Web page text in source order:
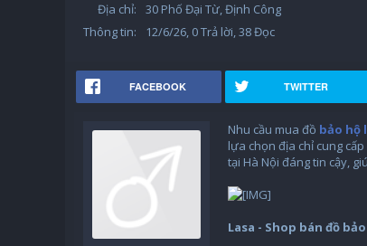
Địa chỉ:
30 Phố Đại Từ, Định Công
Thông tin:
12/6/26, 0 Trả lời, 38 Đọc
FACEBOOK TWITTER
Nhu cầu mua đồ bảo hộ
lựa chọn địa chỉ cung
tại Hà Nội đáng tin cậy,
Lasa - Shop bán đồ